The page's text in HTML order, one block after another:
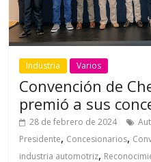
Industria Varios
Convención de
premió a sus
28 de febrero de 2024
Presidente, Concesionarios,
industria automotriz,